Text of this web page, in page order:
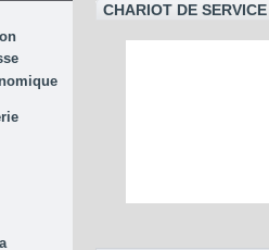
CHARIOT DE SERVICE